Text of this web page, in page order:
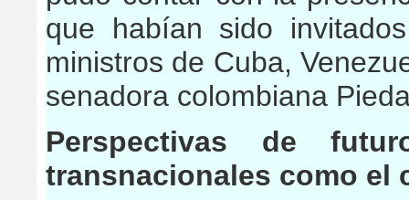
que habían sido
ministros de Cuba,
senadora colombiana
Perspectivas de
transnacionales como el